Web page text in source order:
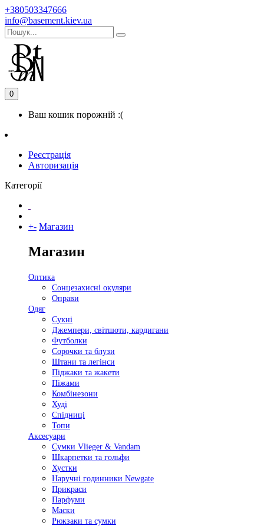
+380503347666
info@basement.kiev.ua
0
Ваш кошик порожній :(
Реєстрація
Авторизація
Категорії
+- Магазин
Магазин
Оптика
Сонцезахисні окуляри
Оправи
Одяг
Сукні
Джемпери, світшоти, кардигани
Футболки
Сорочки та блузи
Штани та легінси
Піджаки та жакети
Піжами
Комбінезони
Худі
Спідниці
Топи
Аксесуари
Сумки Vlieger & Vandam
Шкарпетки та гольфи
Хустки
Наручні годинники Newgate
Прикраси
Парфуми
Маски
Рюкзаки та сумки